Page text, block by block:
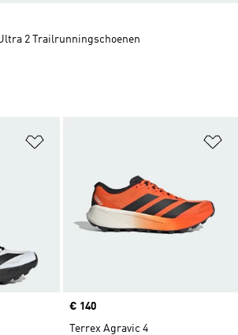
Price
€ 140
Terrex Agravic 4
2 Trailrunningschoenen